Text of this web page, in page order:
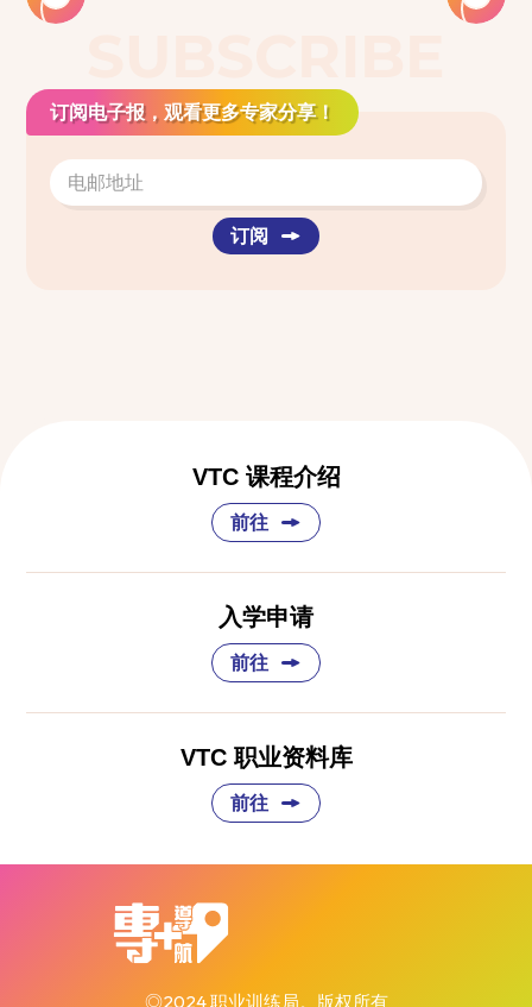
订阅电子报，观看更多专家分享！
订阅
VTC 课程介绍
前往
入学申请
前往
VTC 职业资料库
前往
◎2024 职业训练局。版权所有